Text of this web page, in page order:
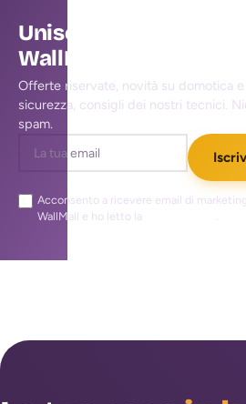
Unisciti alla
WallMall
Offerte riservate, novità su domotica e
sicurezza, consigli dei nostri tecnici.
spam.
Acconsento a ricevere email di
WallMall e ho letto la
.